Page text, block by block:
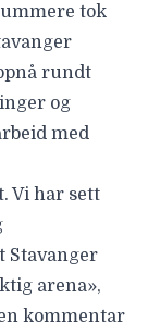
tok
rundt
og
med
Vi har sett
Stavanger
arena»,
kommentar